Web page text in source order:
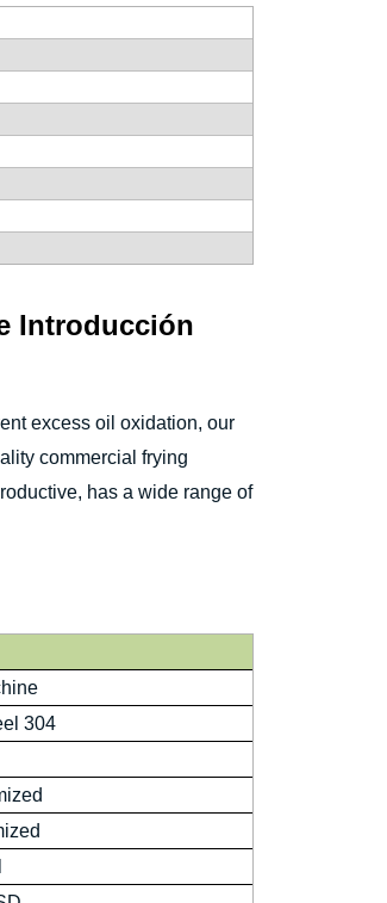
Introducción
excess oil oxidation, our
commercial frying
has a wide range of
304